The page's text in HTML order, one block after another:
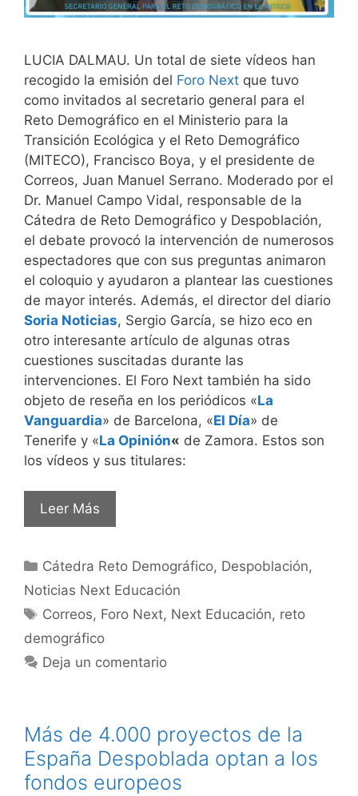
LUCIA DALMAU. Un total de siete vídeos han
recogido la emisión del Foro Next que tuvo
como invitados al secretario general para el
Reto Demográfico en el Ministerio para la
Transición Ecológica y el Reto Demográfico
(MITECO), Francisco Boya, y el presidente de
Correos, Juan Manuel Serrano. Moderado por el
Dr. Manuel Campo Vidal, responsable de la
Cátedra de Reto Demográfico y Despoblación,
el debate provocó la intervención de numerosos
espectadores que con sus preguntas animaron
el coloquio y ayudaron a plantear las cuestiones
de mayor interés. Además, el director del diario
Soria Noticias, Sergio García, se hizo eco en
otro interesante artículo de algunas otras
cuestiones suscitadas durante las
intervenciones. El Foro Next también ha sido
objeto de reseña en los periódicos «La
Vanguardia» de Barcelona, «El Día» de
Tenerife y «La Opinión« de Zamora. Estos son
los vídeos y sus titulares:
Leer Más
Cátedra Reto Demográfico, Despoblación,
Noticias Next Educación
Correos, Foro Next, Next Educación, reto
demográfico
Deja un comentario
Más de 4.000 proyectos de la
España Despoblada optan a los
fondos europeos